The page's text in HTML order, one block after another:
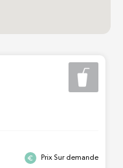
Prix Sur demande